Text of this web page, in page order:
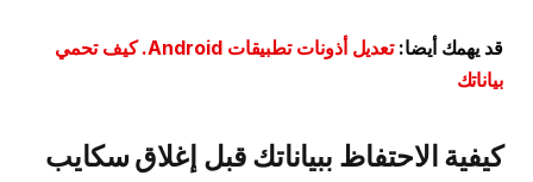
قد يهمك أيضا:
تعديل أذونات تطبيقات Android. كيف تحمي
بياناتك
كيفية الاحتفاظ ببياناتك قبل إغلاق سكايب